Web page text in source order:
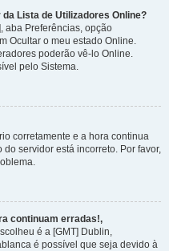
Lista de Utilizadores Online?
aba Preferências, opção
Ocultar o meu estado Online.
poderão vê-lo Online.
pelo Sistema.
corretamente e a hora continua
servidor está incorreto. Por favor,
continuam erradas!,
é a [GMT] Dublin,
é possível que seja devido à